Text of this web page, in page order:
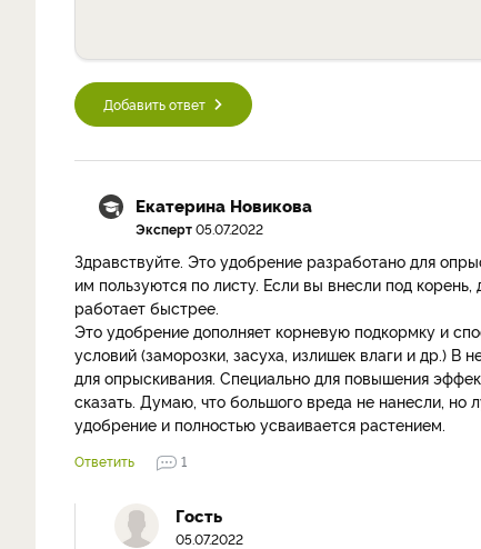
Добавить ответ
Екатерина Новикова
Эксперт05.07.2022
Здравствуйте. Это удобрение разработано для
им пользуются по листу. Если вы внесли под
работает быстрее.
Это удобрение дополняет корневую подкормку и
условий (заморозки, засуха, излишек влаги и др.) В
для опрыскивания. Специально для повышения
сказать. Думаю, что большого вреда не нанесли, но
удобрение и полностью усваивается растением.
Ответить 1
Гость
05.07.2022